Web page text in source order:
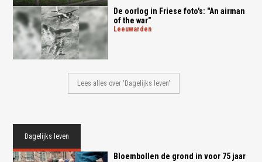
De oorlog in Friese foto's: "An airman
of the war"
leeuwarden
Lees alles over 'Dagelijks leven'
Dagelijks leven
Bloembollen de grond in voor 75 jaar